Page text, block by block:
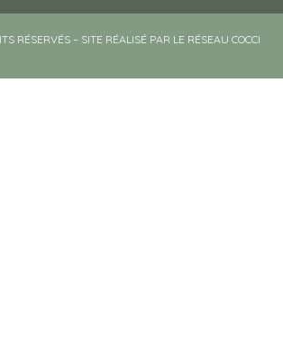
RÉSERVÉS – SITE RÉALISÉ PAR LE RÉSEAU COCCI